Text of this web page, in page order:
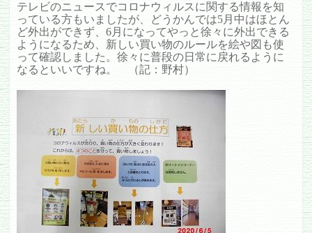
テレビのニュースでコロナウィルスに関する情報を知
っている方もいましたが、どうかんでは5月中はほとん
ど外出ができず、6月になってやっと徐々に外出できる
ようになるため、新しい買い物のルールを絵や図も使
って確認しました。徐々に普段の日常に戻れるように
なるといいですね。 （記：野村）